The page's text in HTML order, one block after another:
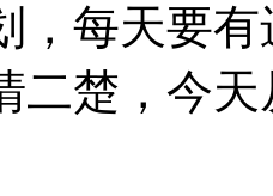
，每天要
二楚，今